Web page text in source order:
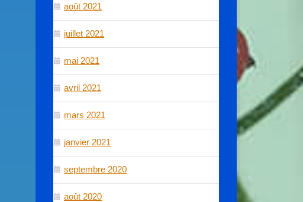
août 2021
juillet 2021
mai 2021
avril 2021
mars 2021
janvier 2021
septembre 2020
août 2020